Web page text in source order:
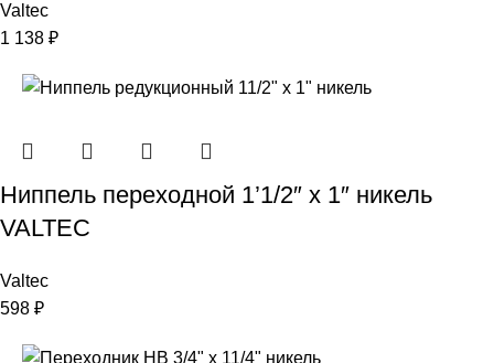
Valtec
1 138 ₽
Ниппель переходной 1’1/2″ х 1″ никель
VALTEC
Valtec
598 ₽